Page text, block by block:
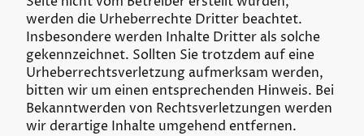
werden die Urheberrechte Dritter beachtet.
Insbesondere werden Inhalte Dritter als solche
gekennzeichnet. Sollten Sie trotzdem auf eine
Urheberrechtsverletzung aufmerksam werden,
bitten wir um einen entsprechenden Hinweis. Bei
Bekanntwerden von Rechtsverletzungen werden
wir derartige Inhalte umgehend entfernen.